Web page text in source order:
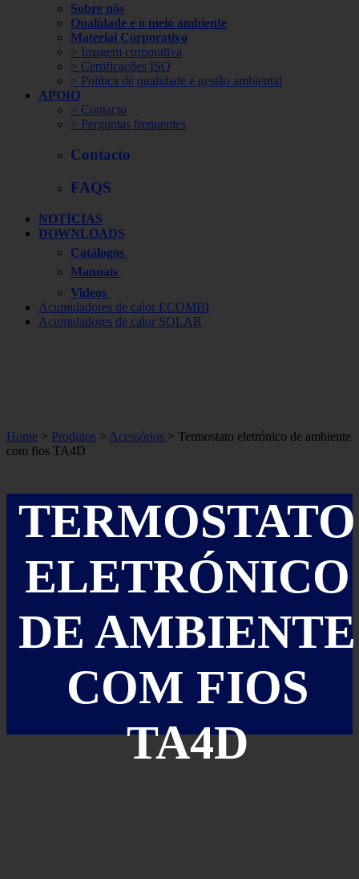
Sobre nós
Qualidade e o meio ambiente
Material Corporativo
> Imagem corporativa
> Certificações ISO
> Política de qualidade e gestão ambiental
APOIO
> Contacto
> Perguntas frequentes
Contacto
FAQS
NOTÍCIAS
DOWNLOADS
Catálogos
Manuais
Videos
Acumuladores de calor ECOMBI
Acumuladores de calor SOLAR
Home > Produtos > Acessórios > Termostato eletrónico de ambiente
com fios TA4D
TERMOSTATO
ELETRÓNICO
DE AMBIENTE
COM FIOS
TA4D